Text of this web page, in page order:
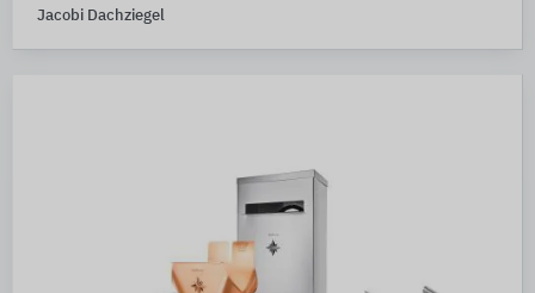
Jacobi Dachziegel